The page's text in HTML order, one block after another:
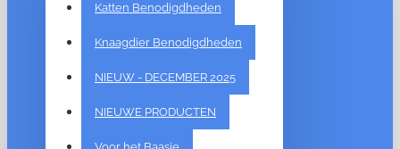
Katten Benodigdheden
Knaagdier Benodigdheden
NIEUW - DECEMBER 2025
NIEUWE PRODUCTEN